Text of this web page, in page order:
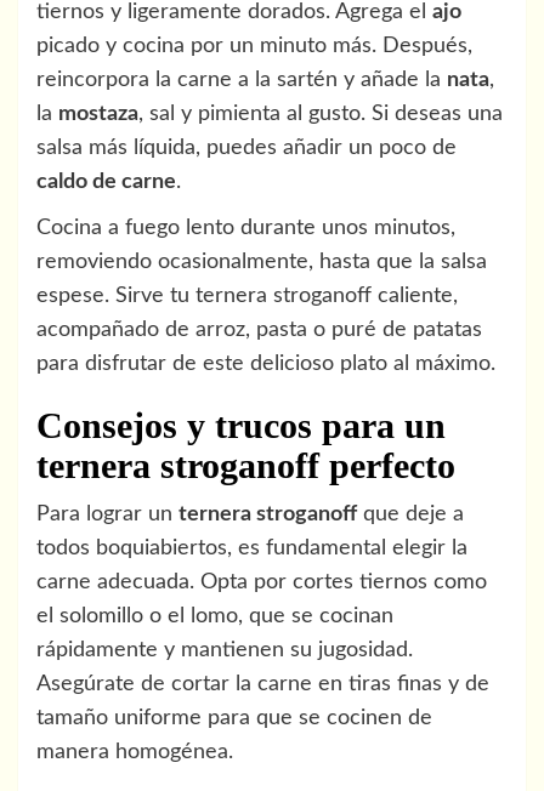
tiernos y ligeramente dorados. Agrega el ajo
picado y cocina por un minuto más. Después,
reincorpora la carne a la sartén y añade la nata,
la mostaza, sal y pimienta al gusto. Si deseas una
salsa más líquida, puedes añadir un poco de
caldo de carne.
Cocina a fuego lento durante unos minutos,
removiendo ocasionalmente, hasta que la salsa
espese. Sirve tu ternera stroganoff caliente,
acompañado de arroz, pasta o puré de patatas
para disfrutar de este delicioso plato al máximo.
Consejos y trucos para un
ternera stroganoff perfecto
Para lograr un ternera stroganoffque deje a
todos boquiabiertos, es fundamental elegir la
carne adecuada. Opta por cortes tiernos como
el solomillo o el lomo, que se cocinan
rápidamente y mantienen su jugosidad.
Asegúrate de cortar la carne en tiras finas y de
tamaño uniforme para que se cocinen de
manera homogénea.